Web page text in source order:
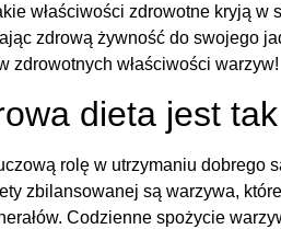
właściwości zdrowotne kryją
zdrową żywność do swojego
zdrowotnych właściwości warzyw!
dieta jest
rolę w utrzymaniu dobrego
zbilansowanej są warzywa,
Codzienne spożycie